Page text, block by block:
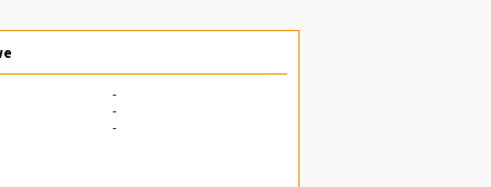
-
-
-